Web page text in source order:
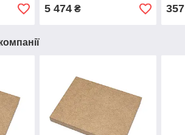
Україна) 2800*2070
5 474₴ 357